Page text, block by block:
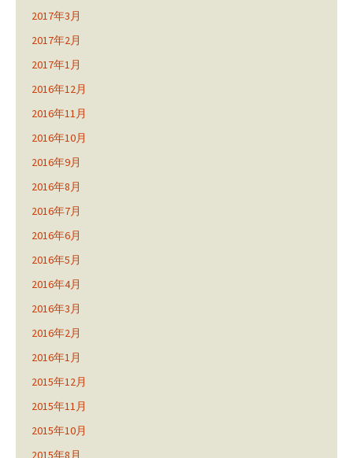
2017年3月
2017年2月
2017年1月
2016年12月
2016年11月
2016年10月
2016年9月
2016年8月
2016年7月
2016年6月
2016年5月
2016年4月
2016年3月
2016年2月
2016年1月
2015年12月
2015年11月
2015年10月
2015年8月